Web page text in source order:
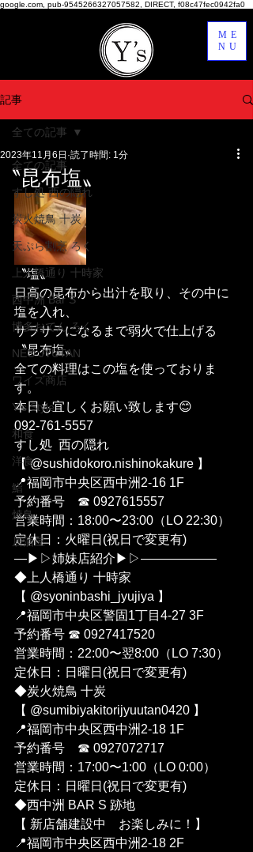
google.com, pub-9545266327057582, DIRECT, f08c47fec0942fa0
ME
NU
記事
全ての記事
すし処 西の隠れ
炭火焼鳥 十炭
天ぷら割烹 ろく
上人橋通り 十時家
西中洲 Bar S
博多おでん ろく
NEO JYUTAN
ワイズ商店
Y's Style
和食
洋食
鮨
焼鳥
居酒屋
全ての記事
〝昆布塩〟
2023年11月6日 読了時間: 1分
〝塩〟
日高の昆布から出汁を取り、その中に
塩を入れ、
サラサラになるまで弱火で仕上げる
〝昆布塩〟
全ての料理はこの塩を使っておりま
す。
本日も宜しくお願い致します😊
092-761-5557
すし処  西の隠れ
【 @sushidokoro.nishinokakure 】
📍福岡市中央区西中洲2-16 1F
予約番号　☎︎ 0927615557
営業時間：18:00〜23:00（LO 22:30）
定休日：火曜日(祝日で変更有)
—▶︎▷姉妹店紹介▶︎▷——————
◆上人橋通り 十時家
【 @syoninbashi_jyujiya 】
📍福岡市中央区警固1丁目4-27 3F
予約番号 ☎︎ 0927417520
営業時間：22:00〜翌8:00（LO 7:30）
定休日：日曜日(祝日で変更有)
◆炭火焼鳥 十炭
【 @sumibiyakitorijyuutan0420 】
📍福岡市中央区西中洲2-18 1F
予約番号　☎︎ 0927072717
営業時間：17:00〜1:00（LO 0:00）
定休日：日曜日(祝日で変更有)
◆西中洲 BAR S 跡地
【 新店舗建設中　お楽しみに！】
📍福岡市中央区西中洲2-18 2F